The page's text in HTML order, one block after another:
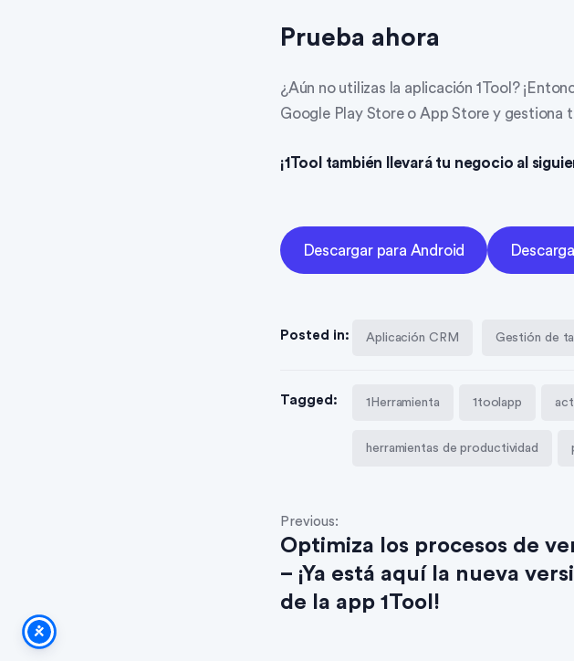
Prueba ahora
¿Aún no utilizas la aplicación 1Tool?
Google Play Store o App Store y gestiona
¡1Tool también llevará tu negocio al
Descargar para Android
Posted in: Aplicación CRM Gestión de
Tagged: 1Herramienta 1toolapp
herramientas de productividad
Previous:
Optimiza los procesos de
– ¡Ya está aquí la nueva
de la app 1Tool!